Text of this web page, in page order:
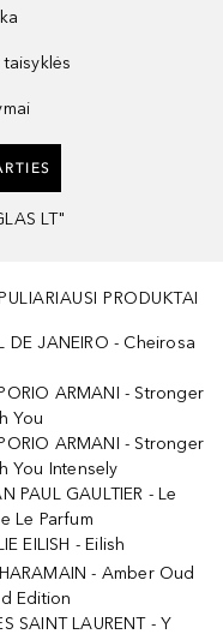
LT"
PRODUKTAI
DE JANEIRO - Cheirosa
ARMANI - Stronger
You
ARMANI - Stronger
You Intensely
PAUL GAULTIER - Le
Le Parfum
EILISH - Eilish
- Amber Oud
Edition
SAINT LAURENT - Y